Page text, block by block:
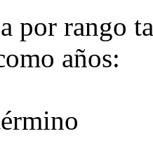
por rango
años: